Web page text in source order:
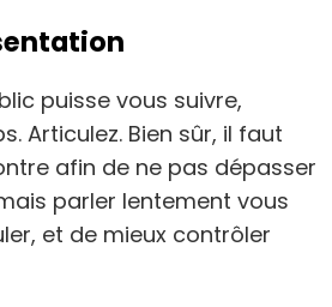
puisse vous suivre,
Articulez. Bien sûr, il faut
afin de ne pas dépasser
parler lentement vous
et de mieux contrôler